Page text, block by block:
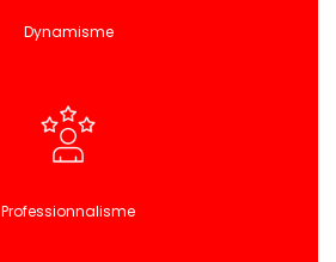
Dynamisme
Professionnalisme